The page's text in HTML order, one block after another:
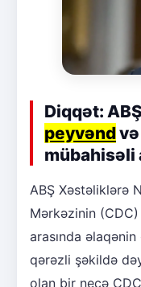
Diqqət:
peyvənd
mübahisəli
ABŞ Xəstəliklərə
Mərkəzinin (CDC)
arasında
qərəzli şəkildə
olan bir neçə